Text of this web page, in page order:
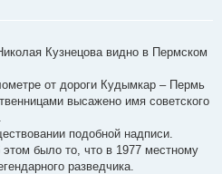
Кузнецова видно в Пермском
от дороги Кудымкар – Пермь
высажено имя советского
подобной надписи.
было то, что в 1977 местному
разведчика.